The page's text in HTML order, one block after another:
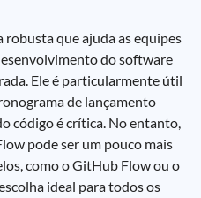
que ajuda as equipes
do software
Ele é particularmente útil
de lançamento
código é crítica. No entanto,
pode ser um pouco mais
como o GitHub Flow ou o
ideal para todos os